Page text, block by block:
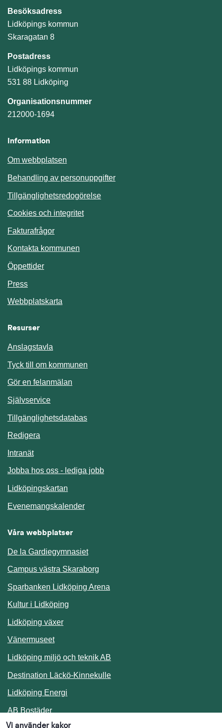
Vi använder kakor
Besöksadress
Lidköpings kommun
Skaragatan 8
Postadress
Lidköpings kommun
531 88 Lidköping
Organisationsnummer
212000-1694
Information
Om webbplatsen
Behandling av personuppgifter
Tillgänglighetsredogörelse
Cookies och integritet
Fakturafrågor
Kontakta kommunen
Öppettider
Press
Webbplatskarta
Resurser
Anslagstavla
Tyck till om kommunen
Gör en felanmälan
SjälvserviceLänk till annan webbplats.
TillgänglighetsdatabasLänk till annan webbplats.
Redigera
IntranätLänk till annan webbplats.
Jobba hos oss - lediga jobb
Lidköpingskartan
EvenemangskalenderLänk till annan webbplats.
Våra webbplatser
De la Gardiegymnasiet
Campus västra Skaraborg
Sparbanken Lidköping Arena
Kultur i Lidköping
Lidköping växer
Vänermuseet
Lidköping miljö och teknik AB
Destination Läckö-KinnekulleLänk till annan webbplats.
Lidköping Energi
AB BostäderLänk till annan webbplats.